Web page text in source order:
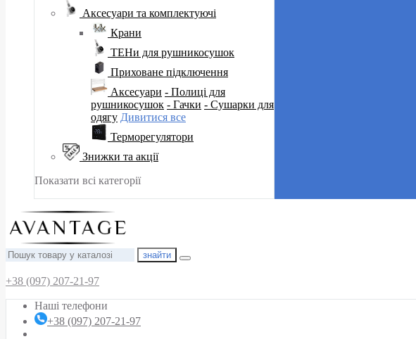
Аксесуари та комплектуючі
Крани
ТЕНи для рушникосушок
Приховане підключення
Аксесуари - Полиці для
рушникосушок - Гачки - Сушарки для
одягу Дивитися все
Терморегулятори
Знижки та акції
Показати всі категорії
знайти
+38 (097) 207-21-97
Наші телефони
+38 (097) 207-21-97